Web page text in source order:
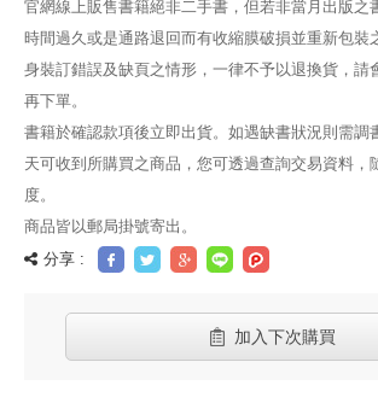
官網線上販售書籍絕非二手書，但若非當月出版之
時間過久或是通路退回而有收縮膜破損並重新包裝
身裝訂錯誤及缺頁之情形，一律不予以退換貨，請
再下單。
書籍於確認款項後立即出貨。如遇缺書狀況則需調
天可收到所購買之商品，您可透過查詢交易資料，
度。
商品皆以郵局掛號寄出。
分享 :
加入下次購買